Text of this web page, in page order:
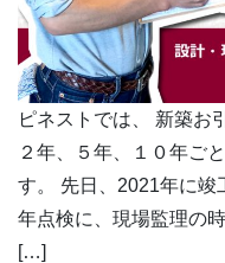
ピネストでは、 新築お
２年、５年、１０年ご
す。 先日、2021年に竣
年点検に、現場監理の
[…]